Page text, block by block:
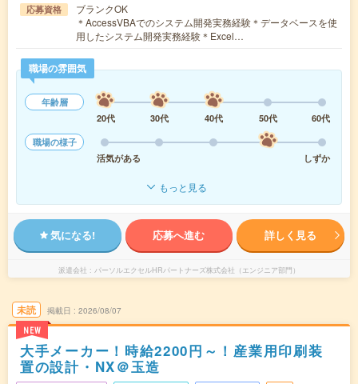
応募資格
ブランクOK
＊AccessVBAでのシステム開発実務経験＊データベースを使
用したシステム開発実務経験＊Excel…
職場の雰囲気
年齢層
20代
30代 40代 50代
60代
職場の様子
活気がある
しずか
もっと見る
気になる! 応募へ進む 詳しく見る
派遣会社 パーソルエクセルHRパートナーズ株式会社（エンジニア部門）
未読
NEW
掲載日 2026/08/07
大手メーカー！時給2200円～！産業用印刷装
置の設計・NX＠玉造